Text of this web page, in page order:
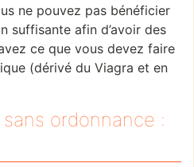
ne pouvez pas bénéficier
suffisante afin d’avoir des
ce que vous devez faire
(dérivé du Viagra et en
ordonnance :